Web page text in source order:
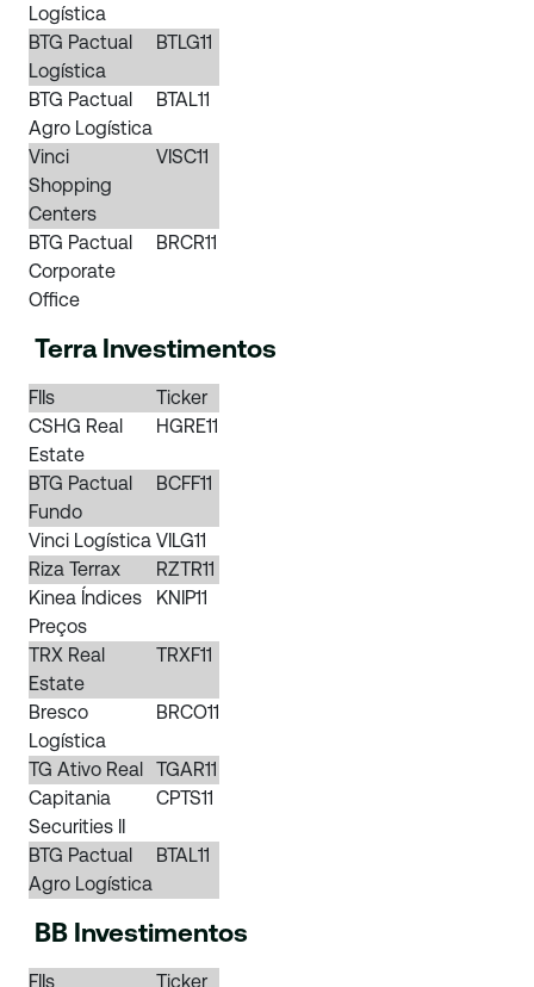
Logística
BTG Pactual
Logística
BTLG11
BTG Pactual
Agro Logística
BTAL11
Vinci
Shopping
Centers
VISC11
BTG Pactual
Corporate
Office
BRCR11
Terra Investimentos
FIIs
Ticker
CSHG Real
Estate
HGRE11
BTG Pactual
Fundo
BCFF11
Vinci Logística VILG11
Riza Terrax
RZTR11
Kinea Índices
Preços
KNIP11
TRX Real
Estate
TRXF11
Bresco
Logística
BRCO11
TG Ativo Real TGAR11
Capitania
Securities II
CPTS11
BTG Pactual
Agro Logística
BTAL11
BB Investimentos
FIIs Ticker